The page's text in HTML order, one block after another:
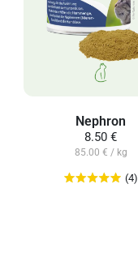
Nephron
8.50 €
85.00 € / kg
(4)